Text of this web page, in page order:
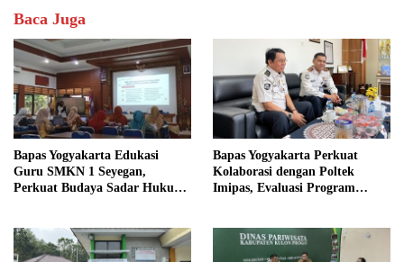
Baca Juga
Bapas Yogyakarta Edukasi
Guru SMKN 1 Seyegan,
Perkuat Budaya Sadar Hukum
Bapas Yogyakarta Perkuat
Kolaborasi dengan Poltek
Imipas, Evaluasi Program